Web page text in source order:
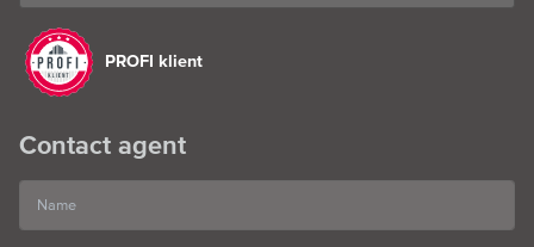
PROFI klient
Contact agent